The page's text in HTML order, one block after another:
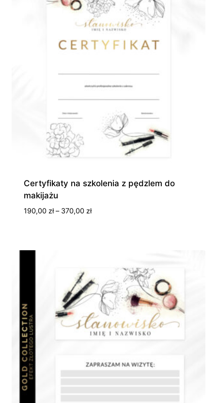
Certyfikaty na szkolenia z pędzlem do
makijażu
190,00 zł – 370,00 złZakres